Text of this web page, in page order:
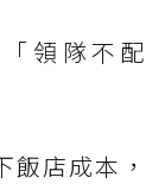
領隊不配
店成本，